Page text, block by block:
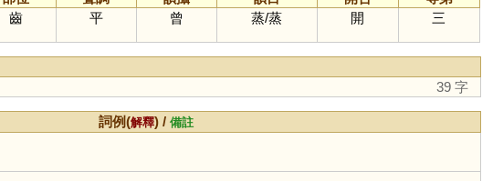
齒 平 曾 蒸/蒸 開 三
39 字
詞例(解釋) /備註